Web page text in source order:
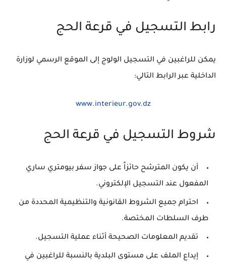
رابط التسجيل في قرعة الحج
يمكن للراغبين في التسجيل الولوج إلى الموقع الرسمي لوزارة
الداخلية عبر الرابط التالي:
www.interieur.gov.dz
شروط التسجيل في قرعة الحج
أن يكون المترشح حائزاً على جواز سفر بيومتري ساري
المفعول عند التسجيل الإلكتروني.
احترام جميع الشروط القانونية والتنظيمية المحددة من
طرف السلطات المختصة.
تقديم المعلومات الصحيحة أثناء عملية التسجيل.
إيداع الملف على مستوى البلدية بالنسبة للراغبين في